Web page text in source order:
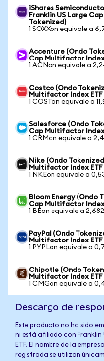
iShares
Franklin US Large
Tokenized)
1 SOXXon equivale a
Accenture (Ondo
Cap Multifactor Index
1 ACNon equivale a
Costco (Ondo
Multifactor Index
1 COSTon equivale a
Salesforce (Ondo
Cap Multifactor Index
1 CRMon equivale a
Nike (Ondo
Multifactor Index
1 NKEon equivale a
Bloom Energy (Ondo
Cap Multifactor Index
1 BEon equivale a
PayPal (Ondo
Multifactor Index
1 PYPLon equivale a
Chipotle (Ondo
Multifactor Index
1 CMGon equivale a
Descargo de
Este producto no ha sido
ni está afiliado con Franklin
ETF. El nombre de la
registrada se utilizan